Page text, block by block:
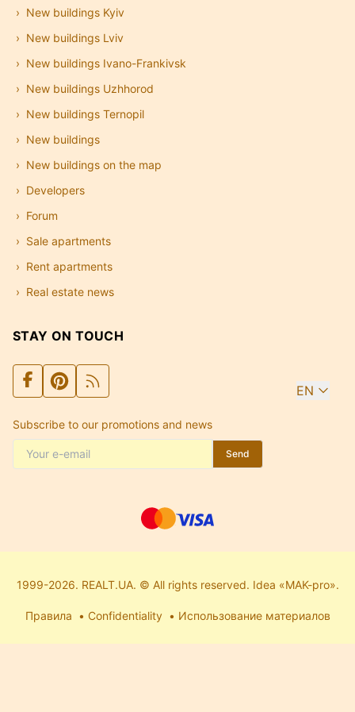
New buildings Kyiv
New buildings Lviv
New buildings Ivano-Frankivsk
New buildings Uzhhorod
New buildings Ternopil
New buildings
New buildings on the map
Developers
Forum
Sale apartments
Rent apartments
Real estate news
STAY ON TOUCH
EN
Subscribe to our promotions and news
Send
1999-2026. REALT.UA. © All rights reserved. Idea «MAK-pro».
Правила Confidentiality Использование материалов